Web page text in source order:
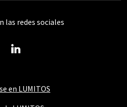
en LUMITOS
las redes sociales